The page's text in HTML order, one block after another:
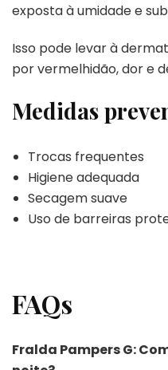
exposta à umidade e
Isso pode levar à
por vermelhidão, dor e
Medidas
Trocas frequentes
Higiene adequada
Secagem suave
Uso de barreiras
FAQs
Fralda Pampers G: